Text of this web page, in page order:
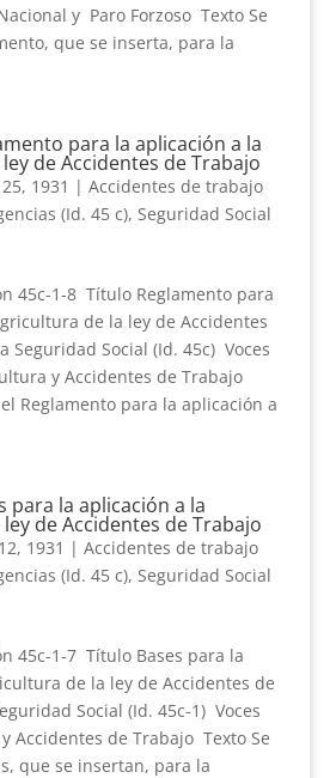
y Paro Forzoso Texto Se
que se inserta, para la
para la aplicación a la
de Accidentes de Trabajo
1931 | Accidentes de trabajo
(Id. 45 c), Seguridad Social
45c-1-8 Título Reglamento para
de la ley de Accidentes
Seguridad Social (Id. 45c) Voces
y Accidentes de Trabajo
Reglamento para la aplicación a
para la aplicación a la
de Accidentes de Trabajo
1931 | Accidentes de trabajo
(Id. 45 c), Seguridad Social
45c-1-7 Título Bases para la
de la ley de Accidentes de
Social (Id. 45c-1) Voces
Accidentes de Trabajo Texto Se
que se insertan, para la